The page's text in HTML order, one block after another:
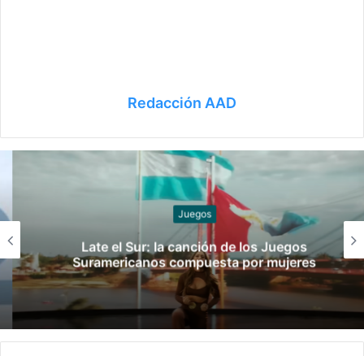
Redacción AAD
Juegos
Late el Sur: la canción de los Juegos
Suramericanos compuesta por mujeres